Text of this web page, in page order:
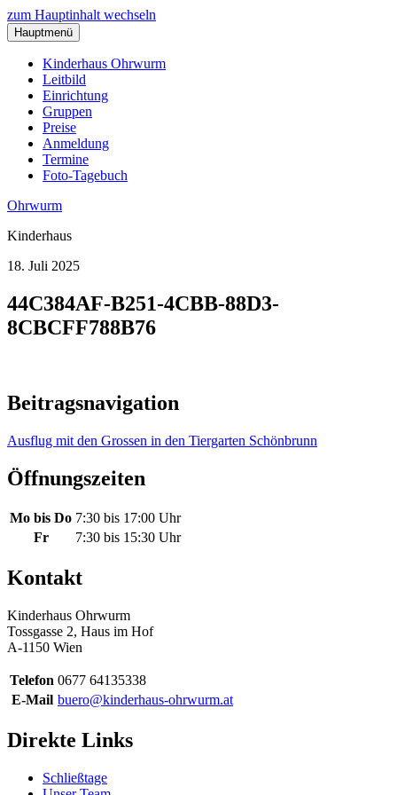
zum Hauptinhalt wechseln
Hauptmenü
Kinderhaus Ohrwurm
Leitbild
Einrichtung
Gruppen
Preise
Anmeldung
Termine
Foto-Tagebuch
Ohrwurm
Kinderhaus
18. Juli 2025
44C384AF-B251-4CBB-88D3-
8CBCFF788B76
Beitragsnavigation
Ausflug mit den Grossen in den Tiergarten Schönbrunn
Öffnungszeiten
Mo bis Do 7:30 bis 17:00 Uhr
Fr
7:30 bis 15:30 Uhr
Kontakt
Kinderhaus Ohrwurm
Tossgasse 2, Haus im Hof
A-1150 Wien
Telefon 0677 64135338
E-Mail buero@kinderhaus-ohrwurm.at
Direkte Links
Schließtage